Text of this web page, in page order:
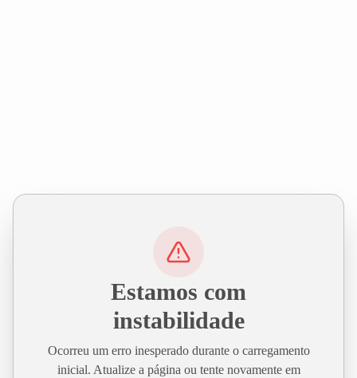
Estamos com
instabilidade
Ocorreu um erro inesperado durante o carregamento
inicial. Atualize a página ou tente novamente em